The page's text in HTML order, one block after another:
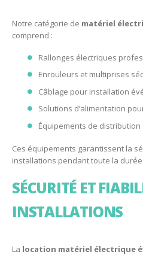
Notre catégorie de matériel
comprend :
Rallonges électriques
Enrouleurs et multiprises
Câblage pour installation
Solutions d’alimentation
Équipements de distribution
Ces équipements garantissent la
installations pendant toute la
SÉCURITÉ ET
INSTALLATIONS
La location matériel électrique